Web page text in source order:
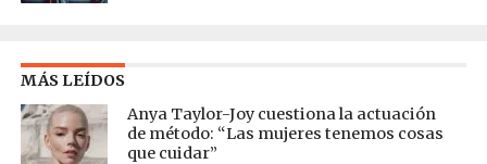
MÁS LEÍDOS
Anya Taylor-Joy cuestiona la actuación
de método: “Las mujeres tenemos cosas
que cuidar”